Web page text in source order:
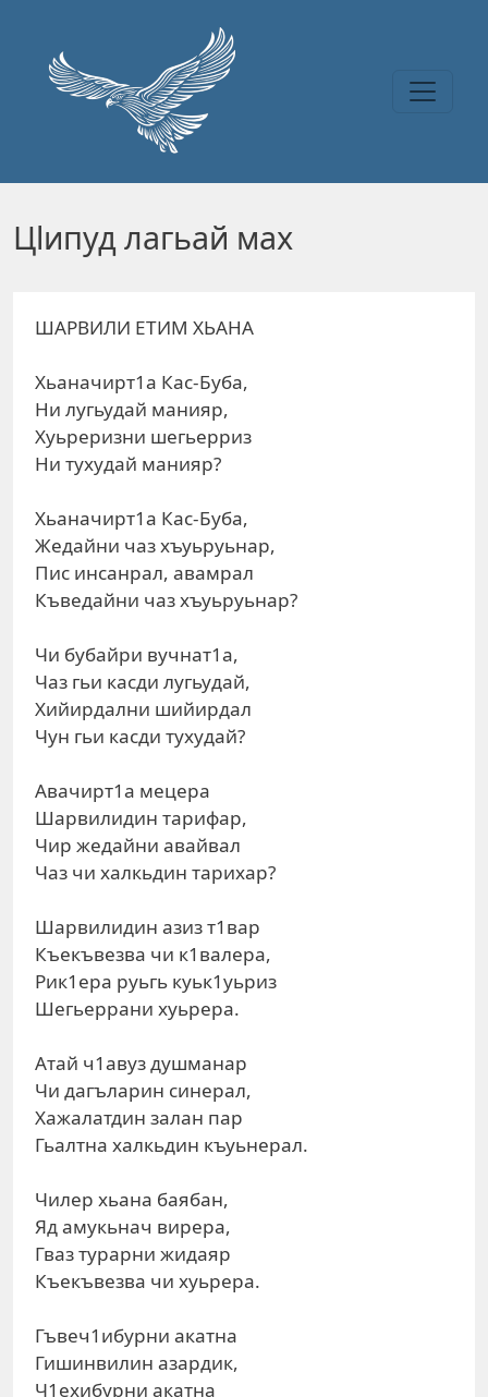
Цlипуд лагьай мах
ШАРВИЛИ ЕТИМ ХЬАНА
Хьаначирт1а Кас-Буба,
Ни лугьудай манияр,
Хуьреризни шегьерриз
Ни тухудай манияр?
Хьаначирт1а Кас-Буба,
Жедайни чаз хъуьруьнар,
Пис инсанрал, авамрал
Къведайни чаз хъуьруьнар?
Чи бубайри вучнат1а,
Чаз гьи касди лугьудай,
Хийирдални шийирдал
Чун гьи касди тухудай?
Авачирт1а мецера
Шарвилидин тарифар,
Чир жедайни авайвал
Чаз чи халкьдин тарихар?
Шарвилидин азиз т1вар
Къекъвезва чи к1валера,
Рик1ера руьгь куьк1уьриз
Шегьеррани хуьрера.
Атай ч1авуз душманар
Чи дагъларин синерал,
Хажалатдин залан пар
Гьалтна халкьдин къуьнерал.
Чилер хьана баябан,
Яд амукьнач вирера,
Гваз турарни жидаяр
Къекъвезва чи хуьрера.
Гъвеч1ибурни акатна
Гишинвилин азардик,
Ч1ехибурни акатна